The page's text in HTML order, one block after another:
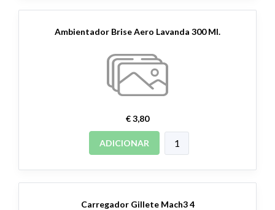
Ambientador Brise Aero Lavanda 300 Ml.
€ 3,80
ADICIONAR
Carregador Gillete Mach3 4